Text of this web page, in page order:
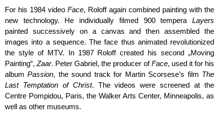
For his 1984 video Face, Roloff again combined painting with the
new technology. He individually filmed 900 tempera Layers
painted succes­sively on a canvas and then assembled the
images into a sequence. The face thus animated revolutionized
the style of MTV. In 1987 Roloff created his second „Moving
Painting“,Zaar. Pe­ter Gabriel, the producer ofFace, used it for his
albumPassion, the sound track for Martin Scor­sese’s film The
Last Temptation of Christ. The videos were screened at the
Centre Pompidou, Paris, the Walker Arts Center, Minneapolis, as
well as other museums.